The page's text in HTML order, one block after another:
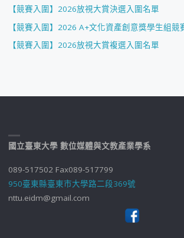
【競賽入圍】2026放視大賞決選入圍名單
【競賽入圍】2026 A+文化資產創意獎學生組競
【競賽入圍】2026放視大賞複選入圍名單
國立臺東大學 數位媒體與文教產業學系
089-517502 Fax089-517799
950臺東縣臺東市大學路二段369號
nttu.eidm@gmail.com